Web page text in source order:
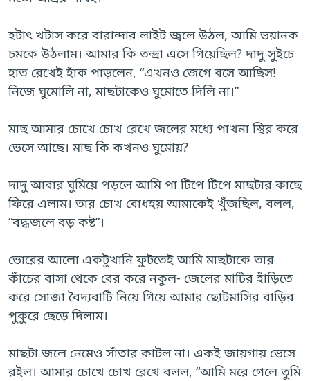
হটাৎ খটাস করে বারান্দার লাইট জ্বলে উঠল, আমি ভয়ানক
চমকে উঠলাম। আমার কি তন্দ্রা এসে গিয়েছিল? দাদু সুইচে
হাত রেখেই হাঁক পাড়লেন, “এখনও জেগে বসে আছিস!
নিজে ঘুমোলি না, মাছটাকেও ঘুমোতে দিলি না।”
মাছ আমার চোখে চোখ রেখে জলের মধ্যে পাখনা স্থির করে
ভেসে আছে। মাছ কি কখনও ঘুমোয়?
দাদু আবার ঘুমিয়ে পড়লে আমি পা টিপে টিপে মাছটার কাছে
ফিরে এলাম। তার চোখ বোধহয় আমাকেই খুঁজছিল, বলল,
“বদ্ধজলে বড় কষ্ট”।
ভোরের আলো একটুখানি ফুটতেই আমি মাছটাকে তার
কাঁচের বাসা থেকে বের করে নকুল- জেলের মাটির হাঁড়িতে
করে সোজা বৈদ্যবাটি নিয়ে গিয়ে আমার ছোটমাসির বাড়ির
পুকুরে ছেড়ে দিলাম।
মাছটা জলে নেমেও সাঁতার কাটল না। একই জায়গায় ভেসে
রইল। আমার চোখে চোখ রেখে বলল, “আমি মরে গেলে তুমি